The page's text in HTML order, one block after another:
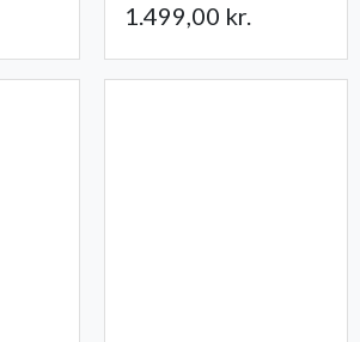
1.499,00 kr.